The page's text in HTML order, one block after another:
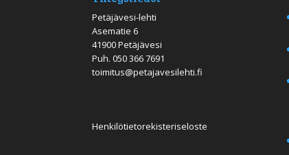
Petäjävesi-lehti
Asematie 6
41900 Petäjävesi
Puh.050 366 7691
toimitus@petajavesilehti.fi
Henkilötietorekisteriseloste